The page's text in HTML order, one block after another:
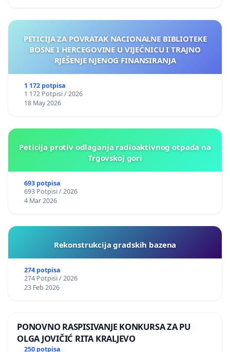
PETICIJA ZA POVRATAK NACIONALNE BIBLIOTEKE
BOSNE I HERCEGOVINE U VIJEĆNICU I TRAJNO
RJEŠENJE NJENOG FINANSIRANJA
1 172 potpisa
1 172 Potpisi / 2026
18 May 2026
Peticija protiv odlaganja radioaktivnog otpada na
Trgovskoj gori
693 potpisa
693 Potpisi / 2026
4 Mar 2026
Rekonstrukcija gradskih bazena
274 potpisa
274 Potpisi / 2026
23 Feb 2026
PONOVNO RASPISIVANJE KONKURSA ZA PU
OLGA JOVIČIĆ RITA KRALJEVO
250 potpisa